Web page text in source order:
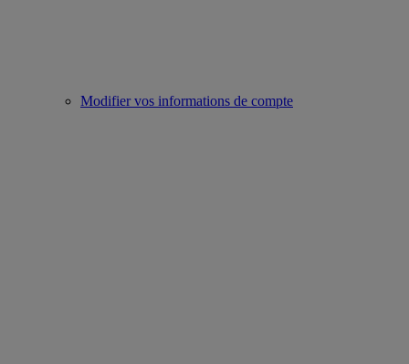
Modifier vos informations de compte